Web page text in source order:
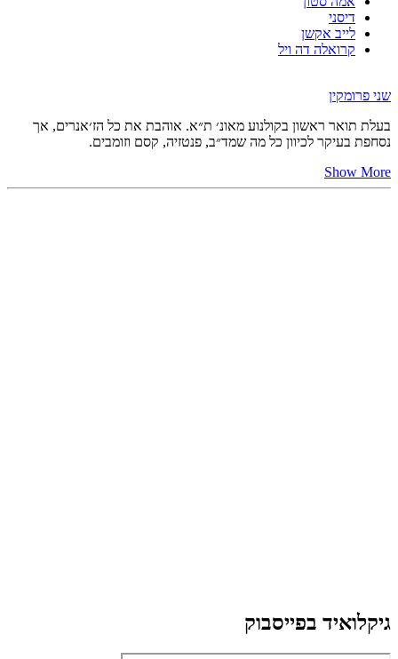
דיסני
לייב אקשן
קרואלה דה ויל
שני פרומקין
בעלת תואר ראשון בקולנוע מאונ׳ ת״א. אוהבת את כל הז׳אנרים, אך
נסחפת בעיקר לכיוון כל מה שמד״ב, פנטזיה, קסם וזומבים.
Show More
גיקלואיד בפייסבוק